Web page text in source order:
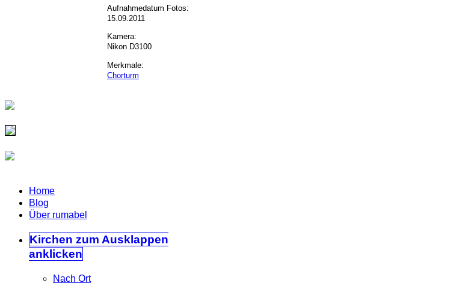
Aufnahmedatum Fotos:
15.09.2011
Kamera:
Nikon D3100
Merkmale:
Chorturm
Home
Blog
Über rumabel
Kirchen zum Ausklappen
anklicken
Nach Ort